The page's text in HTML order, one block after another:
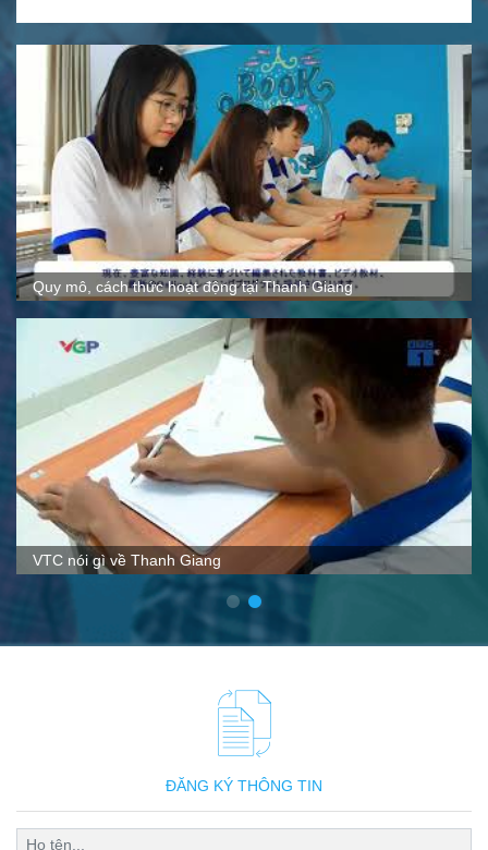
Quy mô, cách thức hoạt động tại Thanh Giang
VTC nói gì về Thanh Giang
ĐĂNG KÝ THÔNG TIN